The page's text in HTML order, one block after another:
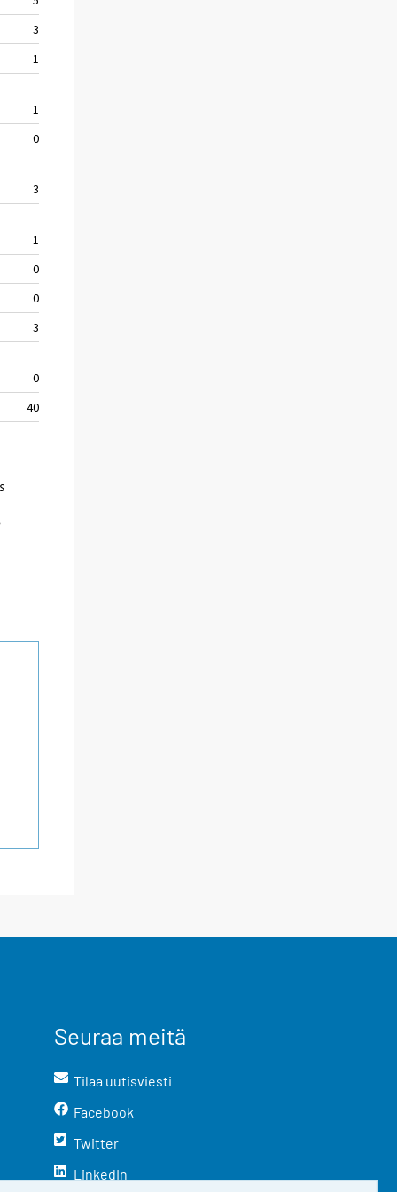
3
1
1
0
3
1
0
0
3
0
40
Seuraa meitä
Tilaa uutisviesti
Facebook
Twitter
LinkedIn